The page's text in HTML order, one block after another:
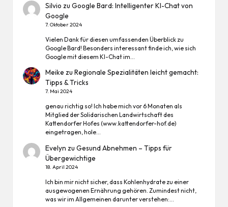
Silvio zuGoogle Bard: Intelligenter KI-Chat von
Google
7. Oktober 2024
Vielen Dank für diesen umfassenden Überblick zu
Google Bard! Besonders interessant finde ich, wie sich
Google mit diesem KI-Chat im…
Meike zuRegionale Spezialitäten leicht gemacht:
Tipps & Tricks
7. Mai 2024
genau richtig so! Ich habe mich vor 6 Monaten als
Mitglied der Solidarischen Landwirtschaft des
Kattendorfer Hofes (www.kattendorfer-hof.de)
eingetragen, hole…
Evelyn zuGesund Abnehmen – Tipps für
Übergewichtige
18. April 2024
Ich bin mir nicht sicher, dass Kohlenhydrate zu einer
ausgewogenen Ernährung gehören. Zumindest nicht,
was wir im Allgemeinen darunter verstehen:…